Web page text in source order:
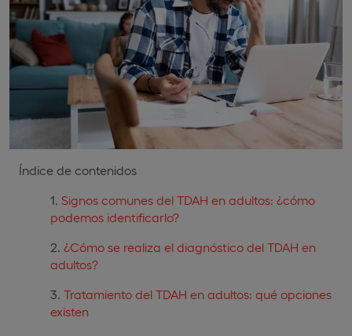
Índice de contenidos
Signos comunes del TDAH en adultos: ¿cómo
podemos identificarlo?
¿Cómo se realiza el diagnóstico del TDAH en
adultos?
Tratamiento del TDAH en adultos: qué opciones
existen